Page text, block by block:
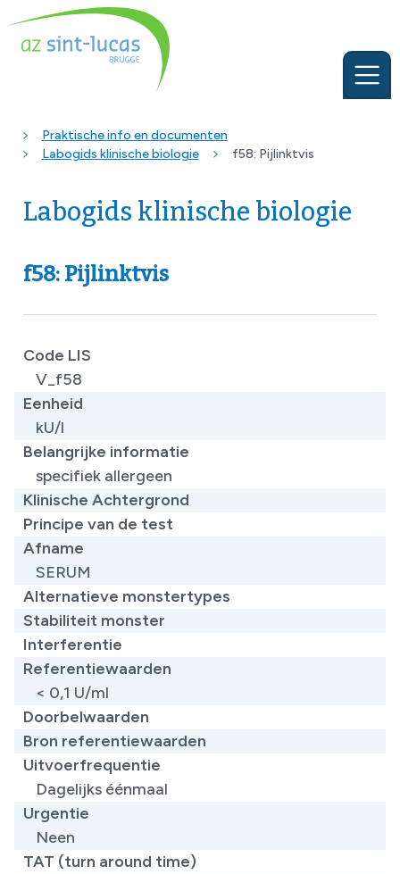
Praktische info en documenten
Labogids klinische biologie
f58: Pijlinktvis
Labogids klinische biologie
f58: Pijlinktvis
Code LIS
V_f58
Eenheid
kU/l
Belangrijke informatie
specifiek allergeen
Klinische Achtergrond
Principe van de test
Afname
SERUM
Alternatieve monstertypes
Stabiliteit monster
Interferentie
Referentiewaarden
< 0,1 U/ml
Doorbelwaarden
Bron referentiewaarden
Uitvoerfrequentie
Dagelijks éénmaal
Urgentie
Neen
TAT (turn around time)